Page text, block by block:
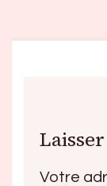
Votre